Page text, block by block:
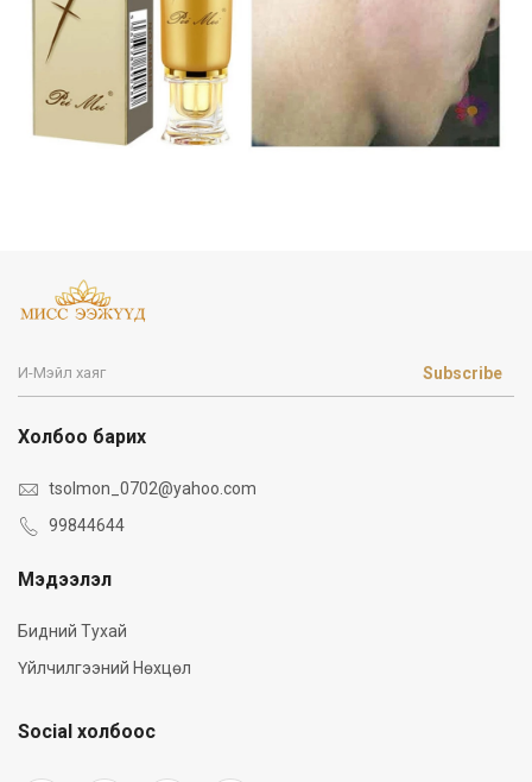
Subscribe
Холбоо барих
tsolmon_0702@yahoo.com
99844644
Мэдээлэл
Бидний Тухай
Үйлчилгээний Нөхцөл
Social холбоос